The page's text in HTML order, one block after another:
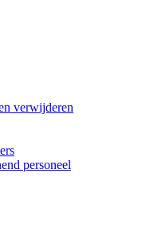
verwijderen
personeel